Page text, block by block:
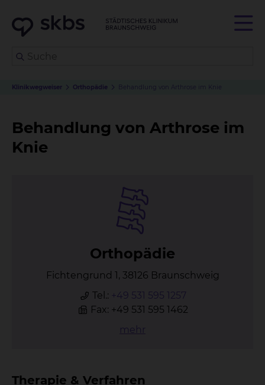
Klinikwegweiser Orthopädie Behandlung von Arthrose im Knie
Behandlung von Arthrose im
Knie
Or­tho­pä­die
Fichtengrund 1, 38126 Braunschweig
Tel.: +49 531 595 1257
Fax: +49 531 595 1462
mehr
Therapie & Verfahren